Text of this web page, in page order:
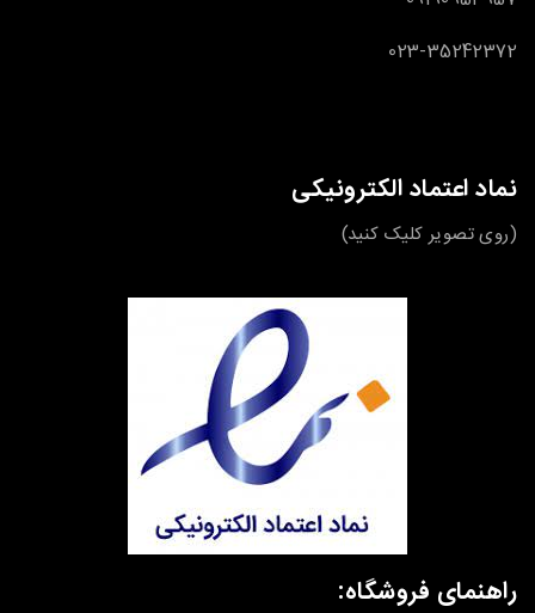
023-35242372
نماد اعتماد الکترونیکی
(روی تصویر کلیک کنید)
راهنمای فروشگاه: